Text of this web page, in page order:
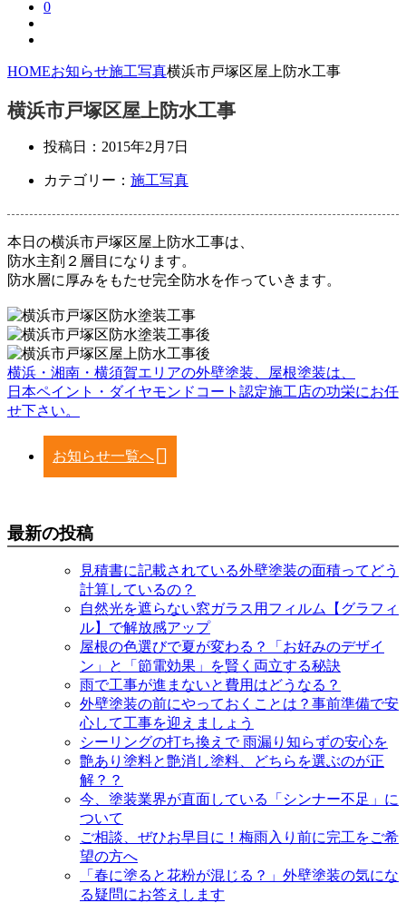
0
HOMEお知らせ施工写真横浜市戸塚区屋上防水工事
横浜市戸塚区屋上防水工事
投稿日： 2015年2月7日
カテゴリー： 施工写真
本日の横浜市戸塚区屋上防水工事は、
防水主剤２層目になります。
防水層に厚みをもたせ完全防水を作っていきます。
横浜・湘南・横須賀エリアの外壁塗装、屋根塗装は、
日本ペイント・ダイヤモンドコート認定施工店の功栄にお任
せ下さい。
お知らせ一覧へ
最新の投稿
見積書に記載されている外壁塗装の面積ってどう
計算しているの？
自然光を遮らない窓ガラス用フィルム【グラフィ
ル】で解放感アップ
屋根の色選びで夏が変わる？「お好みのデザイ
ン」と「節電効果」を賢く両立する秘訣
雨で工事が進まないと費用はどうなる？
外壁塗装の前にやっておくことは？事前準備で安
心して工事を迎えましょう
シーリングの打ち換えで 雨漏り知らずの安心を
艶あり塗料と艶消し塗料、どちらを選ぶのが正
解？？
今、塗装業界が直面している「シンナー不足」に
ついて
ご相談、ぜひお早目に！梅雨入り前に完工をご希
望の方へ
「春に塗ると花粉が混じる？」外壁塗装の気にな
る疑問にお答えします